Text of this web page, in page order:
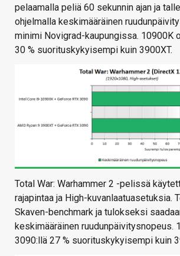
pelaamalla peliä 60 sekunnin ajan ja
ohjelmalla keskimääräinen
minimi Novigrad-kaupungissa. 10900K
30 % suorituskykyisempi kuin 3900XT.
Total War: Warhammer 2 -pelissä
rajapintaa ja High-kuvanlaatuasetuksia.
Skaven-benchmark ja tulokseksi
keskimääräinen ruudunpäivitysnopeus.
3090:llä 27 % suorituskykyisempi kuin